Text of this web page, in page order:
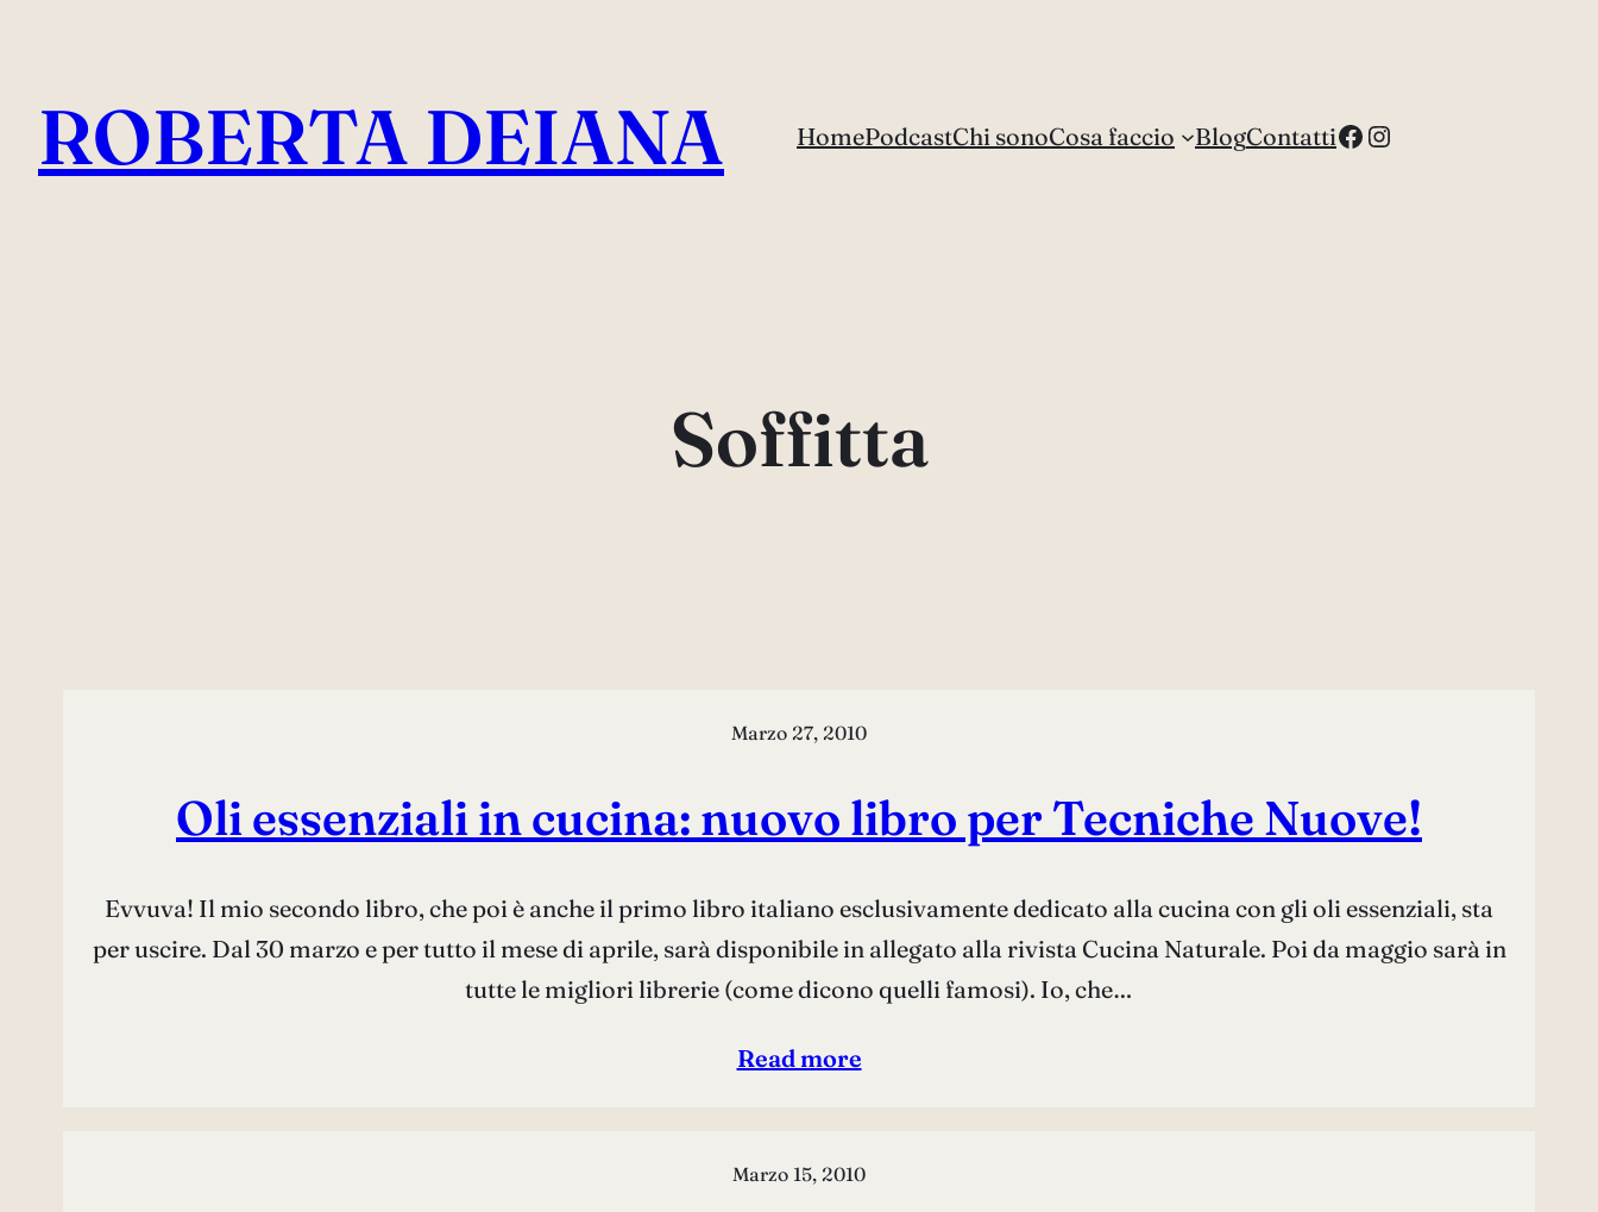
contenuto
ROBERTA DEIANA HomePodcastChi sonoCosa faccio BlogContattiFacebook
Instagram
Soffitta
Marzo 27, 2010
Oli essenziali in cucina: nuovo libro per Tecniche Nuove!
Evvuva! Il mio secondo libro, che poi è anche il primo libro italiano esclusivamente dedicato alla cucina con gli oli essenziali, sta
per uscire. Dal 30 marzo e per tutto il mese di aprile, sarà disponibile in allegato alla rivista Cucina Naturale. Poi da maggio sarà in
tutte le migliori librerie (come dicono quelli famosi). Io, che…
Read more
Marzo 15, 2010